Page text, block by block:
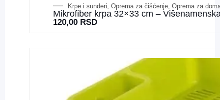
Krpe i sunderi Oprema za čišćenje, Oprema za
Mikrofiber krpa 32×33 cm –
120,00 RSD